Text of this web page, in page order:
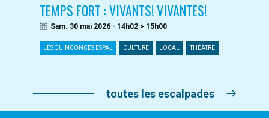
TEMPS FORT : VIVANTS! VIVANTES!
Sam. 30 mai 2026 - 14h02 > 15h00
LES QUINCONCES ESPAL CULTURE LOCAL THÉÂTRE
toutes les escalpades